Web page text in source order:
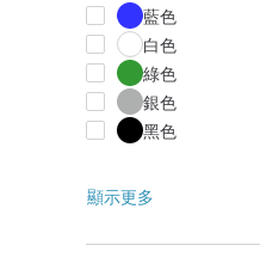
藍色
白色
綠色
銀色
黑色
顯示更多